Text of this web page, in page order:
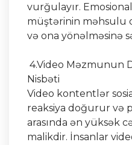
vurğulayır.
müştərinin məhsulu
və ona yönəlməsinə
4.Video Məzmunun
Nisbəti
Video kontentlər
reaksiya doğurur və
arasında ən yüksək
malikdir. İnsanlar